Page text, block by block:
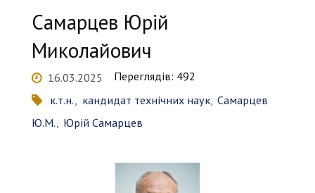
Т
Самарцев Юрій
Миколайович
16.03.2025
к.т.н., кандидат технічних наук, Самарцев
Ю.М., Юрій Самарцев
Переглядів: 492